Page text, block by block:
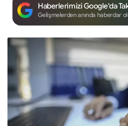
Haberlerimizi Google'da
Gelişmelerden anında haberdar